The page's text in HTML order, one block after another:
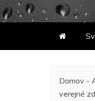
Domov -
verejné